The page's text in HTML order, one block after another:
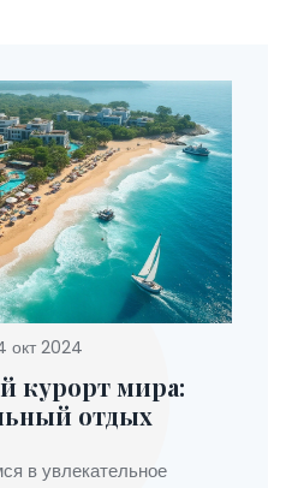
окт 2024
курорт мира:
отдых
в увлекательное